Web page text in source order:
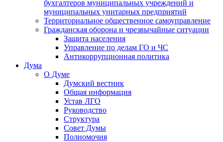
бухгалтеров муниципальных учреждений и
муниципальных унитарных предприятий
Территориальное общественное самоуправление
Гражданская оборона и чрезвычайные ситуации
Защита населения
Управление по делам ГО и ЧС
Антикоррупционная политика
Дума
О Думе
Думский вестник
Общая информация
Устав ЛГО
Руководство
Структура
Совет Думы
Полномочия